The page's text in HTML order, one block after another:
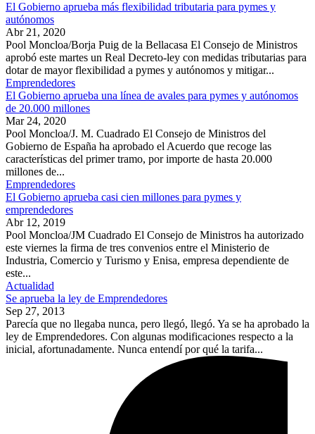
El Gobierno aprueba más flexibilidad tributaria para pymes y
autónomos
Abr 21, 2020
Pool Moncloa/Borja Puig de la Bellacasa El Consejo de Ministros
aprobó este martes un Real Decreto-ley con medidas tributarias para
dotar de mayor flexibilidad a pymes y autónomos y mitigar...
Emprendedores
El Gobierno aprueba una línea de avales para pymes y autónomos
de 20.000 millones
Mar 24, 2020
Pool Moncloa/J. M. Cuadrado El Consejo de Ministros del
Gobierno de España ha aprobado el Acuerdo que recoge las
características del primer tramo, por importe de hasta 20.000
millones de...
Emprendedores
El Gobierno aprueba casi cien millones para pymes y
emprendedores
Abr 12, 2019
Pool Moncloa/JM Cuadrado El Consejo de Ministros ha autorizado
este viernes la firma de tres convenios entre el Ministerio de
Industria, Comercio y Turismo y Enisa, empresa dependiente de
este...
Actualidad
Se aprueba la ley de Emprendedores
Sep 27, 2013
Parecía que no llegaba nunca, pero llegó, llegó. Ya se ha aprobado la
ley de Emprendedores. Con algunas modificaciones respecto a la
inicial, afortunadamente. Nunca entendí por qué la tarifa...